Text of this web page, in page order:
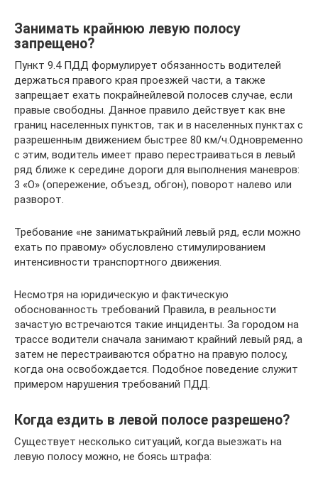
Занимать крайнюю левую полосу
запрещено?
Пункт 9.4 ПДД формулирует обязанность водителей
держаться правого края проезжей части, а также
запрещает ехать покрайнейлевой полосев случае, если
правые свободны. Данное правило действует как вне
границ населенных пунктов, так и в населенных пунктах с
разрешенным движением быстрее 80 км/ч.Одновременно
с этим, водитель имеет право перестраиваться в левый
ряд ближе к середине дороги для выполнения маневров:
3 «О» (опережение, объезд, обгон), поворот налево или
разворот.
Требование «не заниматькрайний левый ряд, если можно
ехать по правому» обусловлено стимулированием
интенсивности транспортного движения.
Несмотря на юридическую и фактическую
обоснованность требований Правила, в реальности
зачастую встречаются такие инциденты. За городом на
трассе водители сначала занимают крайний левый ряд, а
затем не перестраиваются обратно на правую полосу,
когда она освобождается. Подобное поведение служит
примером нарушения требований ПДД.
Когда ездить в левой полосе разрешено?
Существует несколько ситуаций, когда выезжать на
левую полосу можно, не боясь штрафа: